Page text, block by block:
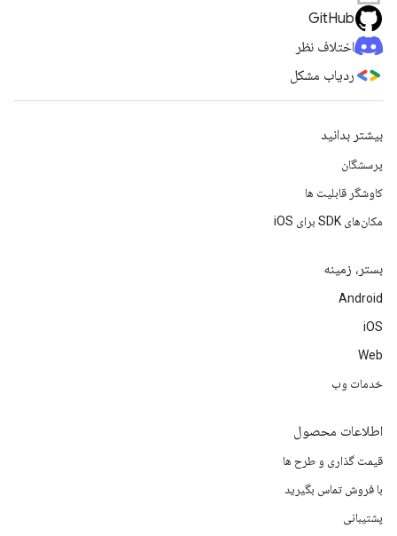
GitHub
اختلاف نظر
ردیاب مشکل
بیشتر بدانید
پرسشگان
کاوشگر قابلیت ها
مکان‌های SDK برای iOS
بستر، زمینه
Android
iOS
Web
خدمات وب
اطلاعات محصول
قیمت گذاری و طرح ها
با فروش تماس بگیرید
پشتیبانی